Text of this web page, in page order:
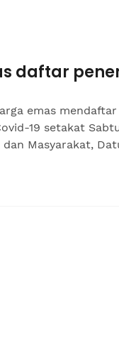
daftar
emas
19 setakat
Masyarakat,